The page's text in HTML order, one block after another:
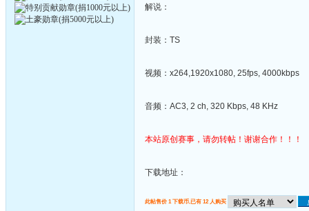
解说：
封装：TS
视频：x264,1920x1080, 25fps, 4000kbps
音频：AC3, 2 ch, 320 Kbps, 48 KHz
本站原创赛事，请勿转帖！谢谢合作！！！
下载地址：
此帖售价 1 下载币,已有 12 人购买